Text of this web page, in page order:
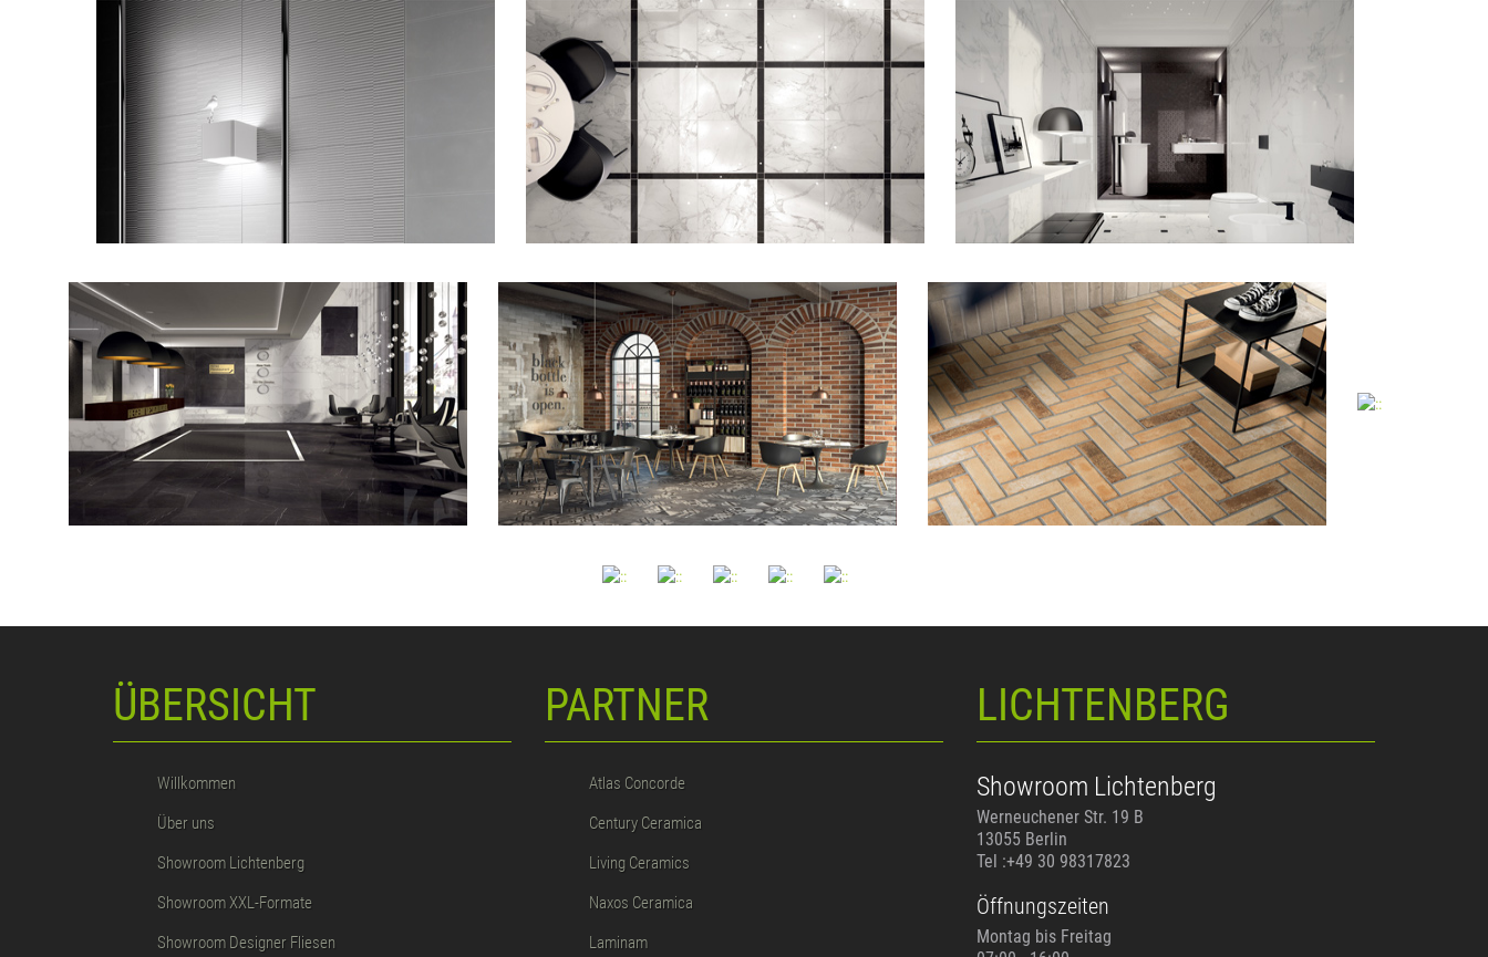
ÜBERSICHT
Willkommen
Über uns
Showroom Lichtenberg
Showroom XXL-Formate
Showroom Designer Fliesen
PARTNER
Atlas Concorde
Century Ceramica
Living Ceramics
Naxos Ceramica
Laminam
LICHTENBERG
Showroom Lichtenberg
Werneuchener Str. 19 B
13055 Berlin
Tel :+49 30 98317823
Öffnungszeiten
Montag bis Freitag